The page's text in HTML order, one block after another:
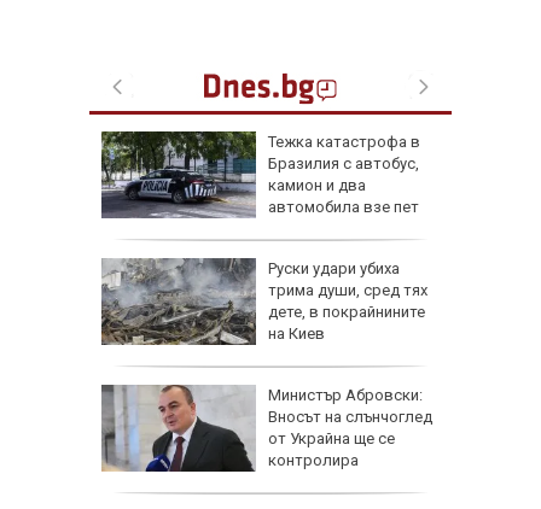
Тежка катастрофа в
Бразилия с автобус,
камион и два
автомобила взе пет
Руски удари убиха
трима души, сред тях
дете, в покрайнините
на Киев
Министър Абровски:
Вносът на слънчоглед
от Украйна ще се
контролира